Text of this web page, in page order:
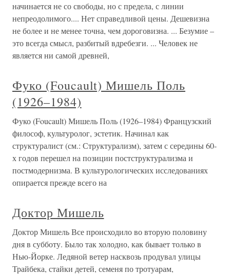
начинается не со свободы, но с предела, с линии
непреодолимого.... Нет справедливой цены. Дешевизна
не более и не менее точна, чем дороговизна. ... Безумие –
это всегда смысл, разбитый вдребезги. ... Человек не
является ни самой древней,
Фуко (Foucault) Мишель Поль
(1926–1984)
Фуко (Foucault) Мишель Поль (1926–1984) Французский
философ, культуролог, эстетик. Начинал как
структуралист (см.: Структурализм), затем с середины 60-
х годов перешел на позиции постструктурализма и
постмодернизма. В культурологических исследованиях
опирается прежде всего на
Доктор Мишель
Доктор Мишель Все происходило во вторую половину
дня в субботу. Было так холодно, как бывает только в
Нью-Йорке. Ледяной ветер насквозь продувал улицы
Трайбека, стайки детей, семеня по тротуарам,